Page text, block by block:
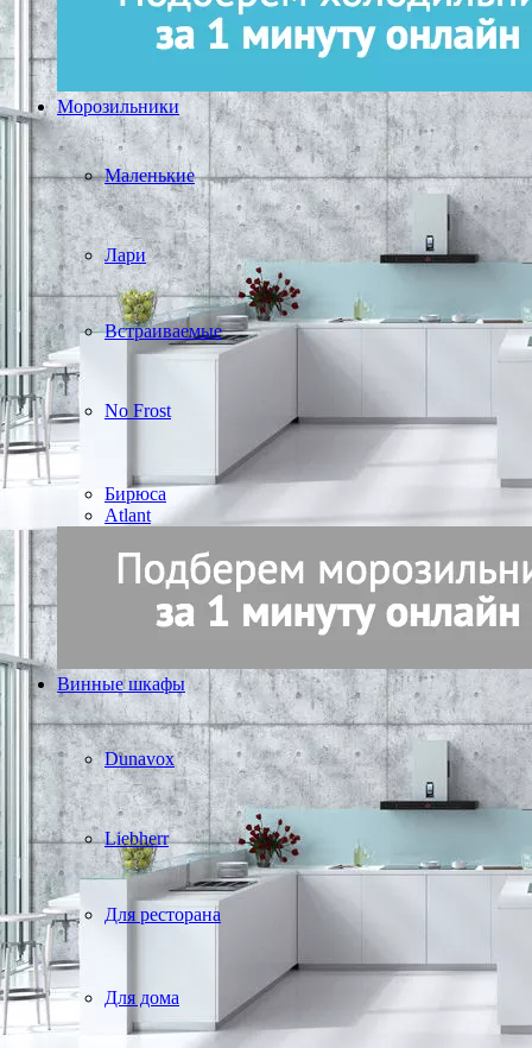
Морозильники
Маленькие
Лари
Встраиваемые
No Frost
Бирюса
Atlant
Винные шкафы
Dunavox
Liebherr
Для ресторана
Для дома